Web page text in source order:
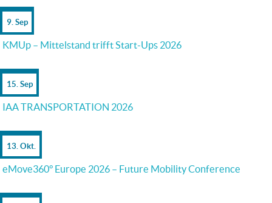
9. Sep
KMUp – Mittelstand trifft Start-Ups 2026
15. Sep
IAA TRANSPORTATION 2026
13. Okt.
eMove360° Europe 2026 – Future Mobility Conference